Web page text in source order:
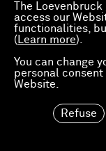
The
access our
functionalities,
( Learn more).
You can change
personal
Website.
Refuse